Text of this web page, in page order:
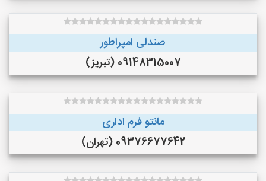
صندلی امپراطور
09148315007 (تبریز)
مانتو فرم اداری
09376677642 (تهران)